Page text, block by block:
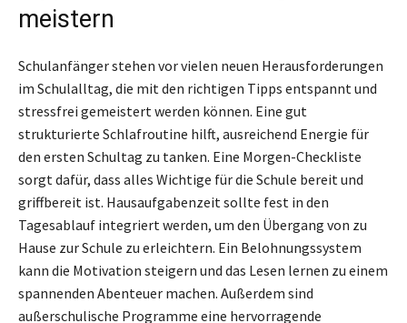
meistern
Schulanfänger stehen vor vielen neuen Herausforderungen
im Schulalltag, die mit den richtigen Tipps entspannt und
stressfrei gemeistert werden können. Eine gut
strukturierte Schlafroutine hilft, ausreichend Energie für
den ersten Schultag zu tanken. Eine Morgen-Checkliste
sorgt dafür, dass alles Wichtige für die Schule bereit und
griffbereit ist. Hausaufgabenzeit sollte fest in den
Tagesablauf integriert werden, um den Übergang von zu
Hause zur Schule zu erleichtern. Ein Belohnungssystem
kann die Motivation steigern und das Lesen lernen zu einem
spannenden Abenteuer machen. Außerdem sind
außerschulische Programme eine hervorragende